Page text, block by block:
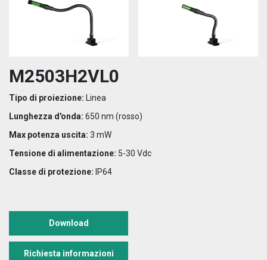
M2503H2VL0
Tipo di proiezione: Linea
Lunghezza d'onda: 650 nm (rosso)
Max potenza uscita: 3 mW
Tensione di alimentazione: 5-30 Vdc
Classe di protezione: IP64
Download
Richiesta informazioni